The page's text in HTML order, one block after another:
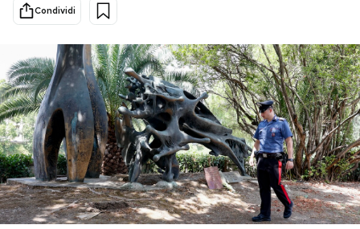
Scienza
Economia
Sport
Altrecose
Mondiali calcio 2026
PODCAST
NEWSLETTER
Condividi